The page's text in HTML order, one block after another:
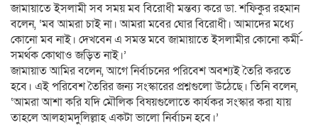
জামায়াতে ইসলামী সব সময় মব বিরোধী মন্তব্য করে ডা. শফিকুর রহমান
বলেন, ‘মব আমরা চাই না। আমরা মবের ঘোর বিরোধী। আমাদের মধ্যে
কোনো মব নাই। দেখবেন এ সমস্ত মবে জামায়াতে ইসলামীর কোনো কর্মী-
সমর্থক কোথাও জড়িত নাই।’
জামায়াত আমির বলেন, আগে নির্বাচনের পরিবেশ অবশ্যই তৈরি করতে
হবে। এই পরিবেশ তৈরির জন্য সংস্কারের প্রশ্নগুলো উঠেছে। তিনি বলেন,
‘আমরা আশা করি যদি মৌলিক বিষয়গুলোতে কার্যকর সংস্কার করা যায়
তাহলে আলহামদুলিল্লাহ একটা ভালো নির্বাচন হবে।’